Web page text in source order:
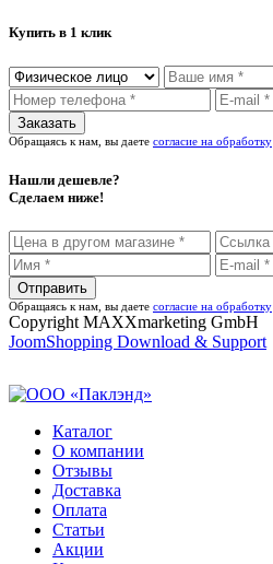
Купить в 1 клик
Обращаясь к нам, вы даете согласие на обработку
Нашли дешевле?
Сделаем ниже!
Обращаясь к нам, вы даете согласие на обработку
Copyright MAXXmarketing GmbH
JoomShopping Download & Support
Каталог
О компании
Отзывы
Доставка
Оплата
Статьи
Акции